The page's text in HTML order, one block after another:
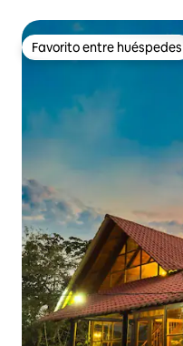
Favorito entre huéspedes
Favorito entre huéspedes